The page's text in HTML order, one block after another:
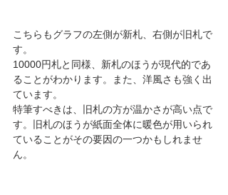
こちらもグラフの左側が新札、右側が旧札で
す。
10000円札と同様、新札のほうが現代的であ
ることがわかります。また、洋風さも強く出
ています。
特筆すべきは、旧札の方が温かさが高い点で
す。旧札のほうが紙面全体に暖色が用いられ
ていることがその要因の一つかもしれませ
ん。